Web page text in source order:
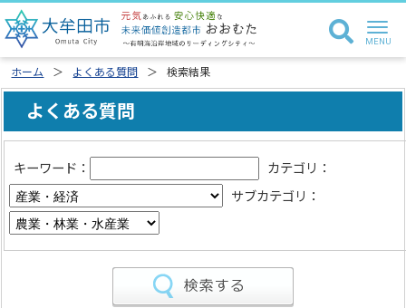
ホーム よくある質問 検索結果
よくある質問
キーワード：
カテゴリ：
サブカテゴリ：